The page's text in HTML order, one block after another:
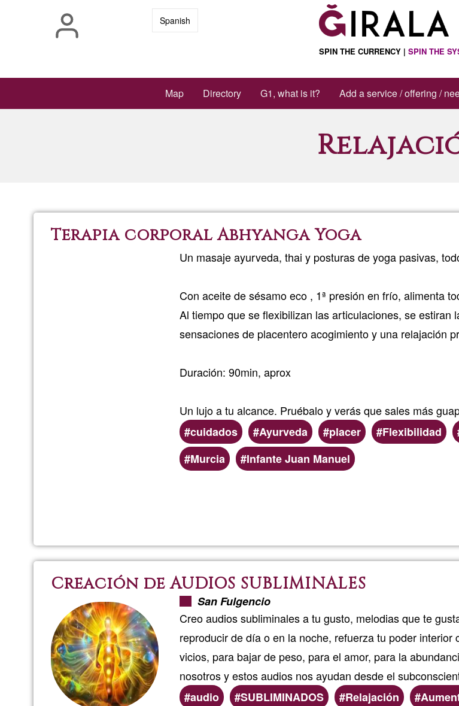
Spanish
SPIN THE CURRENCY |SPIN THE
Map Directory G1, what is it? Add a service / offering /
Terapia corporal Abhyanga Yoga
Un masaje ayurveda, thai y posturas de yoga pasivas,
Con aceite de sésamo eco , 1ª presión en frío, alimenta
Al tiempo que se flexibilizan las articulaciones, se
sensaciones de placentero acogimiento y una relajación
Duración: 90min, aprox
Un lujo a tu alcance. Pruébalo y verás que sales más
cuidados
Ayurveda placer Flexibilidad
Preferred
(geographic)
Murcia Infante Juan Manuel
Creación de AUDIOS SUBLIMINALES
San Fulgencio
Creo audios subliminales a tu gusto, melodias que te
reproducir de día o en la noche, refuerza tu poder
vicios, para bajar de peso, para el amor, para la
nosotros y estos audios nos ayudan desde el
audio
SUBLIMINADOS Relajación